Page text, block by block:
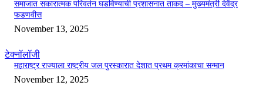
समाजात सकारात्मक परिवर्तन घडविण्याची प्रशासनात ताकद – मुख्यमंत्री देवेंद्र
फडणवीस
November 13, 2025
टेक्नॉलॉजी
महाराष्ट्र राज्याला राष्ट्रीय जल पुरस्कारात देशात प्रथम क्रमांकाचा सन्मान
November 12, 2025